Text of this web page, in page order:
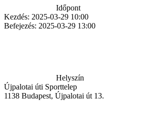
Időpont
Kezdés: 2025-03-29 10:00
Befejezés: 2025-03-29 13:00
Helyszín
Újpalotai úti Sporttelep
1138 Budapest, Újpalotai út 13.